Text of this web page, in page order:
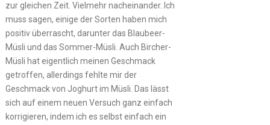
zur gleichen Zeit. Vielmehr nacheinander. Ich
muss sagen, einige der Sorten haben mich
positiv überrascht, darunter das Blaubeer-
Müsli und das Sommer-Müsli. Auch Bircher-
Müsli hat eigentlich meinen Geschmack
getroffen, allerdings fehlte mir der
Geschmack von Joghurt im Müsli. Das lässt
sich auf einem neuen Versuch ganz einfach
korrigieren, indem ich es selbst einfach ein